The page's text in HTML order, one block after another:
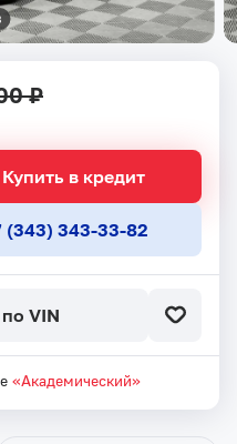
₽
Купить в кредит
(343) 343-33-82
VIN
«Академический»